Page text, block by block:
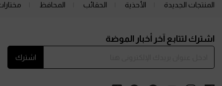
المنتجات الجديدة الأحذية الحقائب المحافظ
اشترك لتتابع آخر أخبار الموضة
اشترك